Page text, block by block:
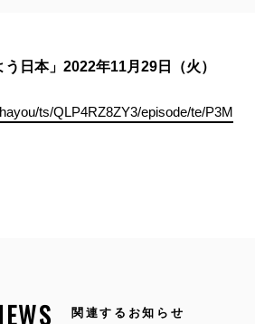
日本」2022年11月29日（火）
ts/QLP4RZ8ZY3/episode/te/P3M
関連するお知らせ